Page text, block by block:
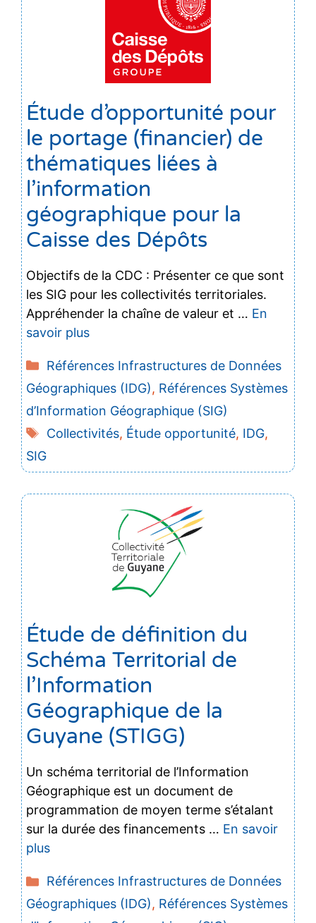
Étude d’opportunité pour
le portage (financier) de
thématiques liées à
l’information
géographique pour la
Caisse des Dépôts
Objectifs de la CDC : Présenter ce que sont
les SIG pour les collectivités territoriales.
Appréhender la chaîne de valeur et … En
savoir plus
Catégories
Références Infrastructures de Données
Géographiques (IDG), Références Systèmes
d’Information Géographique (SIG)
Étiquettes
Collectivités, Étude opportunité, IDG,
SIG
Étude de définition du
Schéma Territorial de
l’Information
Géographique de la
Guyane (STIGG)
Un schéma territorial de l’Information
Géographique est un document de
programmation de moyen terme s’étalant
sur la durée des financements … En savoir
plus
Catégories
Références Infrastructures de Données
Géographiques (IDG), Références Systèmes